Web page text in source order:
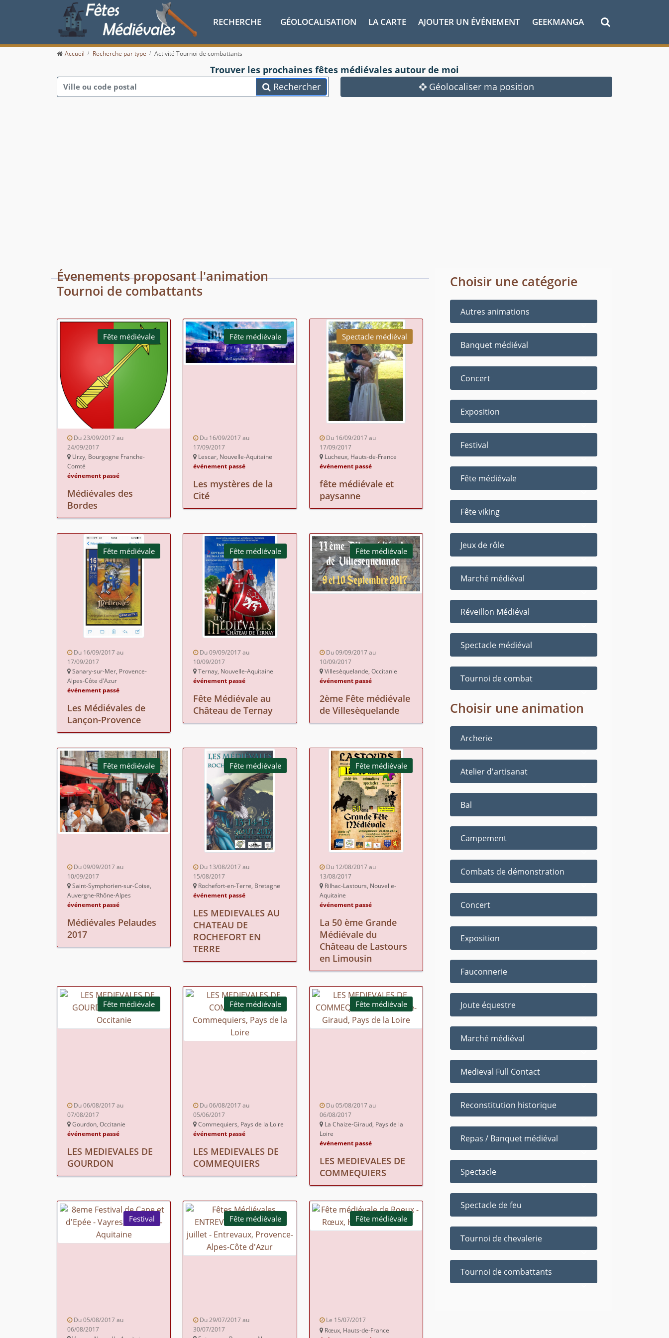
RECHERCHE GÉOLOCALISATION LA CARTE AJOUTER UN ÉVÉNEMENT GEEKMANGA
Accueil Recherche par type Activité Tournoi de combattants
Trouver les prochaines fêtes médiévales autour de moi
Rechercher
Géolocaliser ma position
Évenements proposant l'animation
Tournoi de combattants
Fête médiévale
Du 23/09/2017 au
24/09/2017
Urzy, Bourgogne Franche-
Comté
événement passé
Médiévales des
Bordes
Fête médiévale
Du 16/09/2017 au
17/09/2017
Lescar, Nouvelle-Aquitaine
événement passé
Les mystères de la
Cité
Spectacle médiéval
Du 16/09/2017 au
17/09/2017
Lucheux, Hauts-de-France
événement passé
fête médiévale et
paysanne
Fête médiévale
Du 16/09/2017 au
17/09/2017
Sanary-sur-Mer, Provence-
Alpes-Côte d'Azur
événement passé
Les Médiévales de
Lançon-Provence
Fête médiévale
Du 09/09/2017 au
10/09/2017
Ternay, Nouvelle-Aquitaine
événement passé
Fête Médiévale au
Château de Ternay
Fête médiévale
Du 09/09/2017 au
10/09/2017
Villesèquelande, Occitanie
événement passé
2ème Fête médiévale
de Villesèquelande
Fête médiévale
Du 09/09/2017 au
10/09/2017
Saint-Symphorien-sur-Coise,
Auvergne-Rhône-Alpes
événement passé
Médiévales Pelaudes
2017
Fête médiévale
Du 13/08/2017 au
15/08/2017
Rochefort-en-Terre, Bretagne
événement passé
LES MEDIEVALES AU
CHATEAU DE
ROCHEFORT EN
TERRE
Fête médiévale
Du 12/08/2017 au
13/08/2017
Rilhac-Lastours, Nouvelle-
Aquitaine
événement passé
La 50 ème Grande
Médiévale du
Château de Lastours
en Limousin
Fête médiévale
Du 06/08/2017 au
07/08/2017
Gourdon, Occitanie
événement passé
LES MEDIEVALES DE
GOURDON
Fête médiévale
Du 06/08/2017 au
05/06/2017
Commequiers, Pays de la Loire
événement passé
LES MEDIEVALES DE
COMMEQUIERS
Fête médiévale
Du 05/08/2017 au
06/08/2017
La Chaize-Giraud, Pays de la
Loire
événement passé
LES MEDIEVALES DE
COMMEQUIERS
Festival
Du 05/08/2017 au
06/08/2017
Fête médiévale
Du 29/07/2017 au
30/07/2017
Fête médiévale
Le 15/07/2017
Rœux, Hauts-de-France
Choisir une catégorie
Autres animations
Banquet médiéval
Concert
Exposition
Festival
Fête médiévale
Fête viking
Jeux de rôle
Marché médiéval
Réveillon Médiéval
Spectacle médiéval
Tournoi de combat
Choisir une animation
Archerie
Atelier d'artisanat
Bal
Campement
Combats de démonstration
Concert
Exposition
Fauconnerie
Joute équestre
Marché médiéval
Medieval Full Contact
Reconstitution historique
Repas / Banquet médiéval
Spectacle
Spectacle de feu
Tournoi de chevalerie
Tournoi de combattants